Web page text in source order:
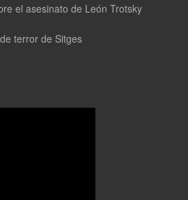
el asesinato de León Trotsky
terror de Sitges